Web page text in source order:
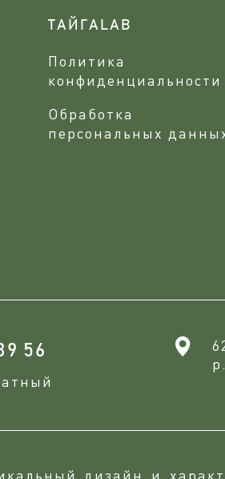
ТАЙГАLAB
Политика
конфиденциальности
Обработка
персональных
56
дизайн и